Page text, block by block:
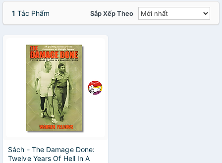
1 Tác Phẩm Sắp Xếp Theo
Sách - The Damage Done:
Twelve Years Of Hell In A